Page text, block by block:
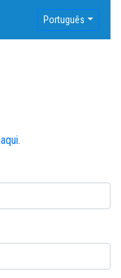
Português
aqui.